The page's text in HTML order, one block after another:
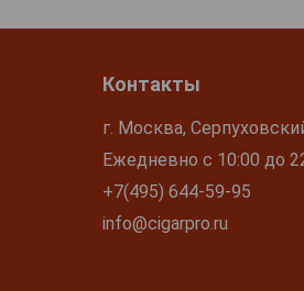
Контакты
г. Москва,
Ежедневно с 10:00 до
+7(495) 644-59-95
info@cigarpro.ru